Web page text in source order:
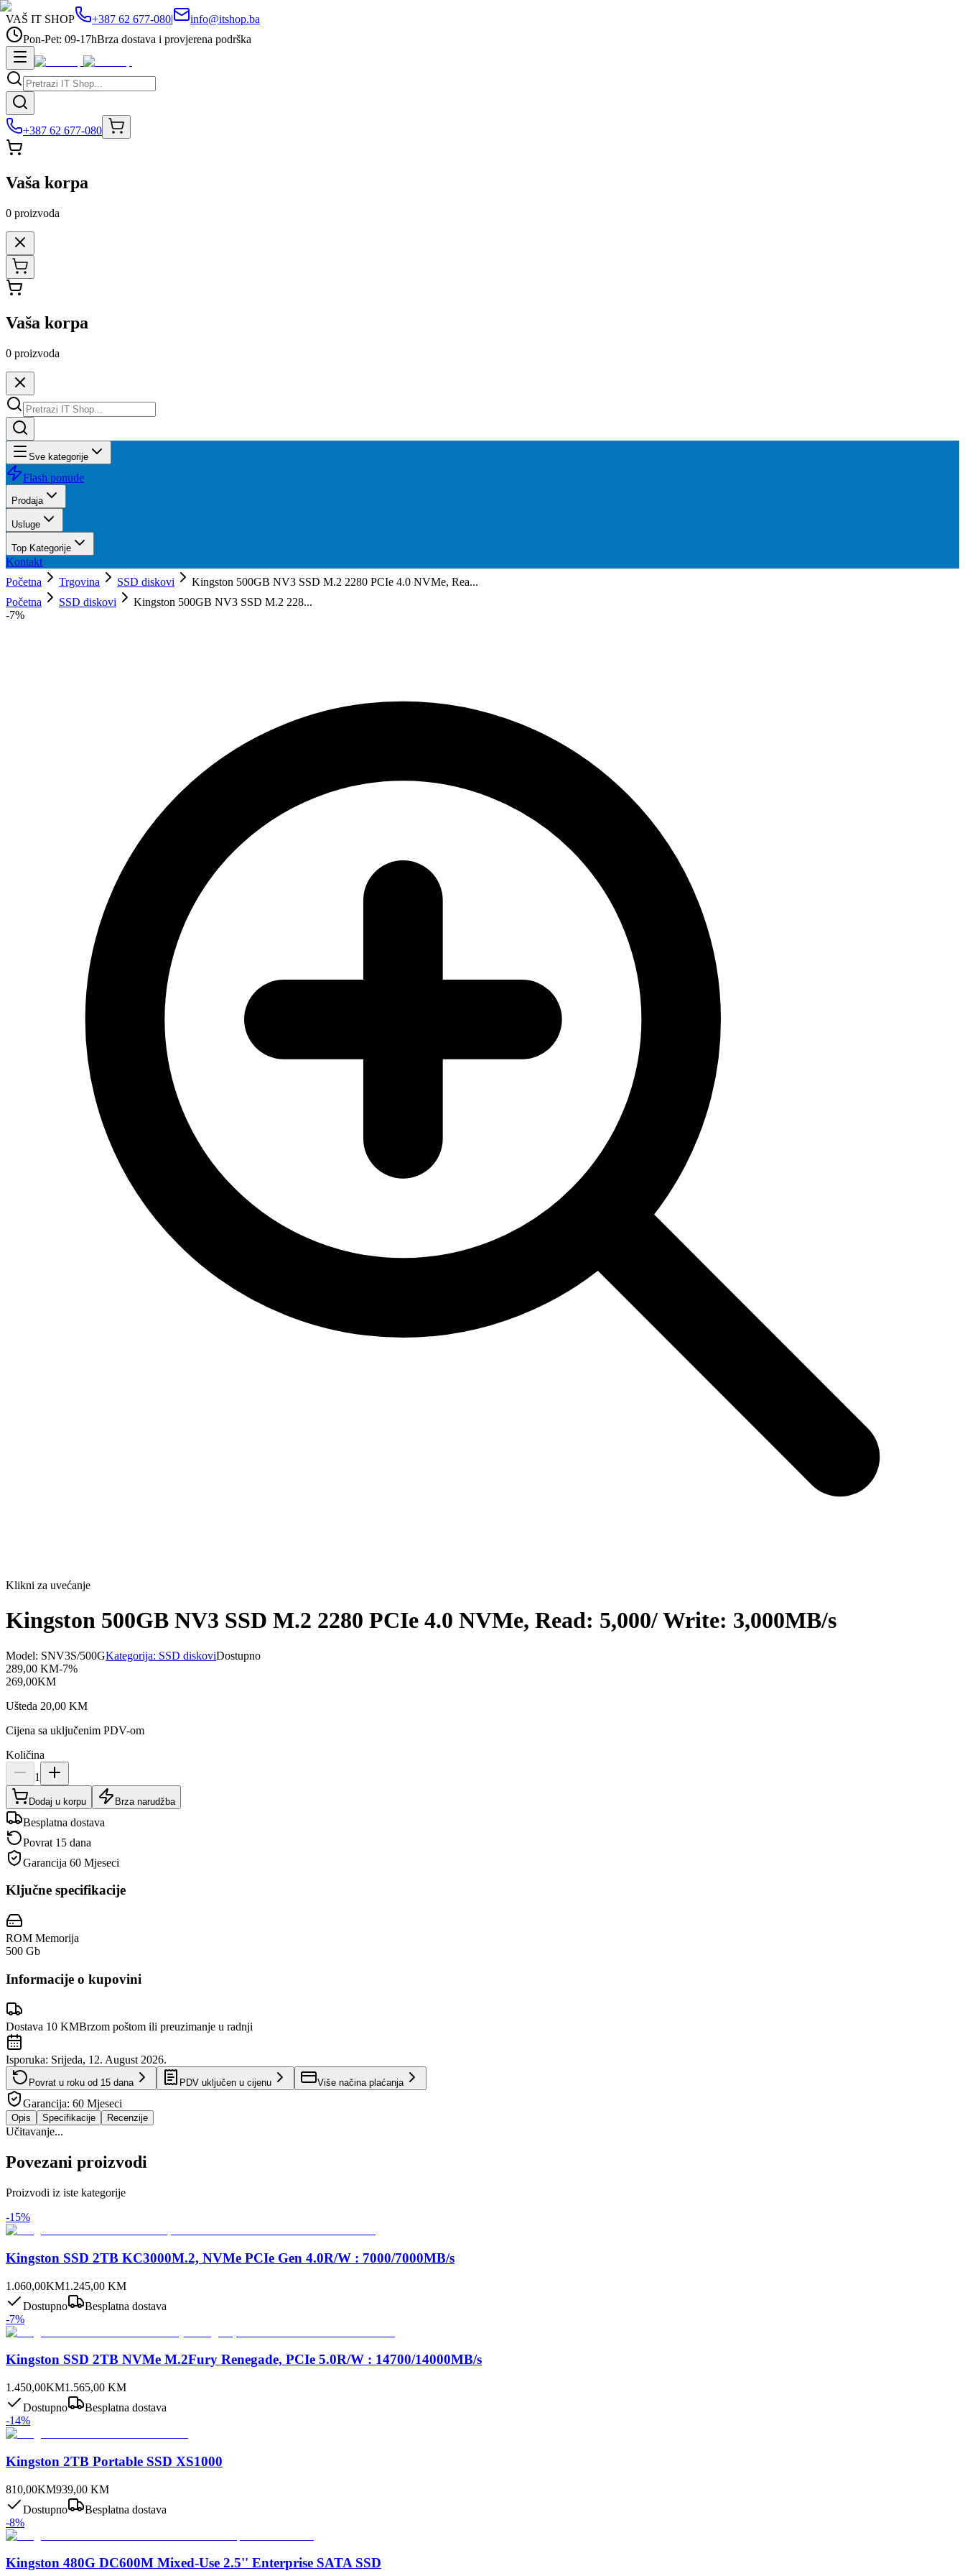
VAŠ IT SHOP +387 62 677-080|
info@itshop.ba
Pon-Pet: 09-17hBrza dostava i provjerena podrška
+387 62 677-080
Vaša korpa
0 proizvoda
Vaša korpa
0 proizvoda
Sve kategorije
Flash ponude
Prodaja
Usluge
Top Kategorije
Kontakt
Početna
Trgovina SSD diskovi
Kingston 500GB NV3 SSD M.2 2280 PCIe 4.0 NVMe, Rea...
Početna
SSD diskovi
Kingston 500GB NV3 SSD M.2 228...
-7%
Klikni za uvećanje
Kingston 500GB NV3 SSD M.2 2280 PCIe 4.0 NVMe, Read: 5,000/ Write: 3,000MB/s
Model: SNV3S/500GKategorija: SSD diskoviDostupno
289,00 KM-7%
269,00KM
Ušteda 20,00 KM
Cijena sa uključenim PDV-om
Količina
1
Dodaj u korpu Brza narudžba
Besplatna dostava
Povrat 15 dana
Garancija 60 Mjeseci
Ključne specifikacije
ROM Memorija
500 Gb
Informacije o kupovini
Dostava 10 KMBrzom poštom ili preuzimanje u radnji
Isporuka: Srijeda, 12. August 2026.
Povrat u roku od 15 dana PDV uključen u cijenu Više načina plaćanja
Garancija: 60 Mjeseci
Opis Specifikacije Recenzije
Učitavanje...
Povezani proizvodi
Proizvodi iz iste kategorije
-15%
Kingston SSD 2TB KC3000M.2, NVMe PCIe Gen 4.0R/W : 7000/7000MB/s
1.060,00KM1.245,00 KM
Dostupno
Besplatna dostava
-7%
Kingston SSD 2TB NVMe M.2Fury Renegade, PCIe 5.0R/W : 14700/14000MB/s
1.450,00KM1.565,00 KM
Dostupno
Besplatna dostava
-14%
Kingston 2TB Portable SSD XS1000
810,00KM939,00 KM
Dostupno
Besplatna dostava
-8%
Kingston 480G DC600M Mixed-Use 2.5'' Enterprise SATA SSD